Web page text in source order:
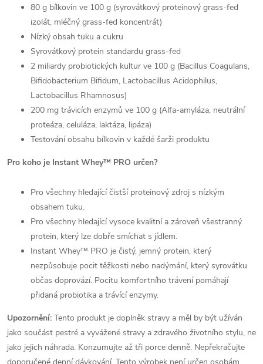
80 g bílkovin ve 100 g (syrovátkový proteinový grass-fed
izolát, mléčný grass-fed koncentrát)
Nízký obsah tuku a cukru
Syrovátkový protein standardu grass-fed
2 miliardy probiotických kultur ve 100 g (Bacillus Coagulans,
Bifidobacterium Bifidum, Lactobacillus Acidophilus,
Lactobacillus Rhamnosus)
200 mg trávicích enzymů ve 100 g (Alfa-amyláza, neutrální
proteáza, celuláza, laktáza, lipáza)
Testování obsahu bílkovin v každé šarži produktu
Pro koho je Instant Whey™ PRO určen?
Pro všechny hledající čistší proteinový zdroj s nízkým
obsahem tuku.
Pro všechny hledající vysoce kvalitní a zároveň všestranný
protein, který lze dobře smíchat s jídlem.
Instant Whey™ PRO je čistý, jemný protein, který
nezpůsobuje pocit těžkosti nebo nadýmání, který syrovátku
občas doprovází. Pocitu komfortního trávení pomáhají
přidaná probiotika a trávící enzymy.
Upozornění: Tento produkt je doplněk stravy a měl by být užíván
jako součást pestré a vyvážené stravy a zdravého životního stylu, ne
jako jejich náhrada. Konzumujte až tři porce denně. Nepřekračujte